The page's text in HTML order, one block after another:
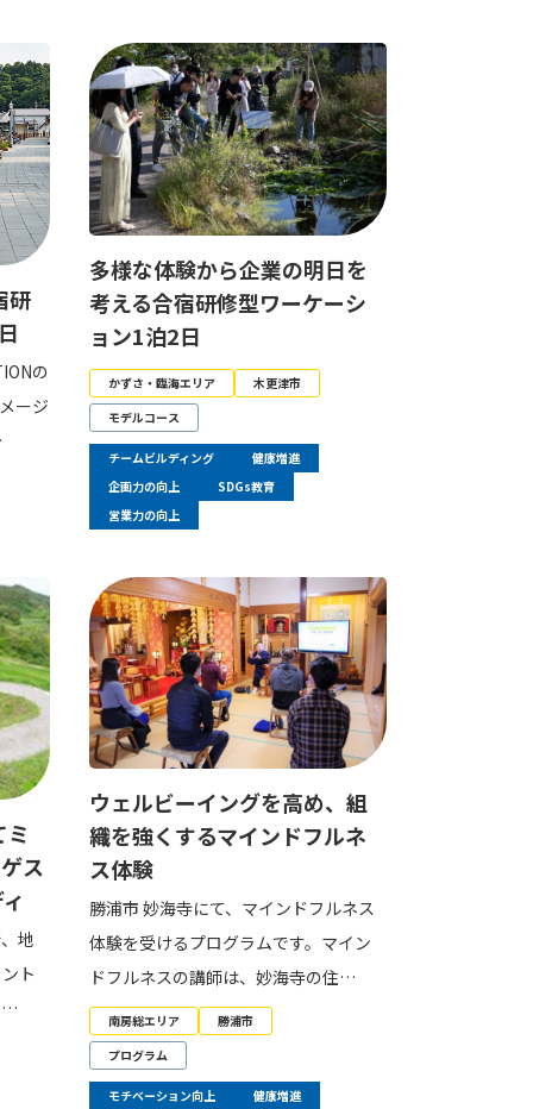
研
の
ージ
多様な体験から企業の明日を
考える合宿研修型ワーケーシ
ョン1泊2日
かずさ・臨海エリア
木更津市
モデルコース
チームビルディング
健康増進
企画力の向上
SDGs教育
営業力の向上
ス
地
ト
…
ウェルビーイングを高め、組
織を強くするマインドフルネ
ス体験
勝浦市 妙海寺にて、マインドフルネス
体験を受けるプログラムです。マイン
ドフルネスの講師は、妙海寺の住…
南房総エリア
勝浦市
プログラム
モチベーション向上 健康増進